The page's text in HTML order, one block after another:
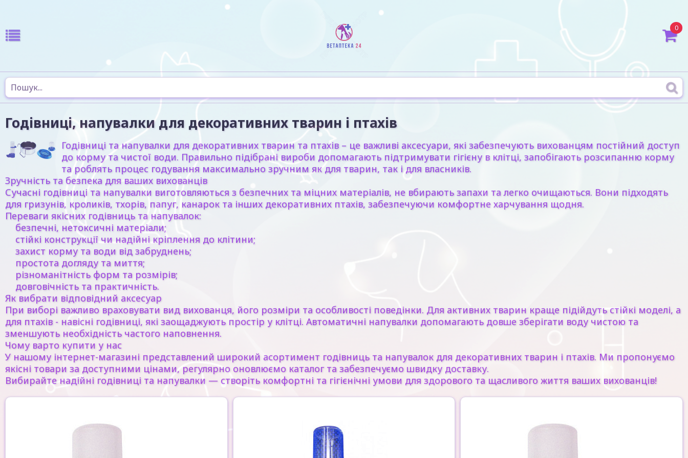
0
Годівниці, напувалки для декоративних тварин і птахів
Годівниці та напувалки для декоративних тварин та птахів – це важливі аксесуари, які забезпечують вихованцям постійний доступ
до корму та чистої води. Правильно підібрані вироби допомагають підтримувати гігієну в клітці, запобігають розсипанню корму
та роблять процес годування максимально зручним як для тварин, так і для власників.
Зручність та безпека для ваших вихованців
Сучасні годівниці та напувалки виготовляються з безпечних та міцних матеріалів, не вбирають запахи та легко очищаються. Вони підходять
для гризунів, кроликів, тхорів, папуг, канарок та інших декоративних птахів, забезпечуючи комфортне харчування щодня.
Переваги якісних годівниць та напувалок:
безпечні, нетоксичні матеріали;
стійкі конструкції чи надійні кріплення до клітини;
захист корму та води від забруднень;
простота догляду та миття;
різноманітність форм та розмірів;
довговічність та практичність.
Як вибрати відповідний аксесуар
При виборі важливо враховувати вид вихованця, його розміри та особливості поведінки. Для активних тварин краще підійдуть стійкі моделі, а
для птахів - навісні годівниці, які заощаджують простір у клітці. Автоматичні напувалки допомагають довше зберігати воду чистою та
зменшують необхідність частого наповнення.
Чому варто купити у нас
У нашому інтернет-магазині представлений широкий асортимент годівниць та напувалок для декоративних тварин і птахів. Ми пропонуємо
якісні товари за доступними цінами, регулярно оновлюємо каталог та забезпечуємо швидку доставку.
Вибирайте надійні годівниці та напувалки — створіть комфортні та гігієнічні умови для здорового та щасливого життя ваших вихованців!